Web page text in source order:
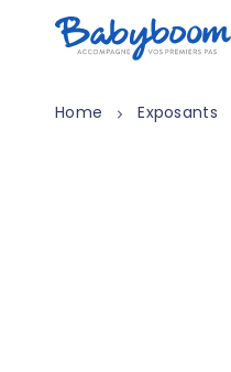
Home Exposants